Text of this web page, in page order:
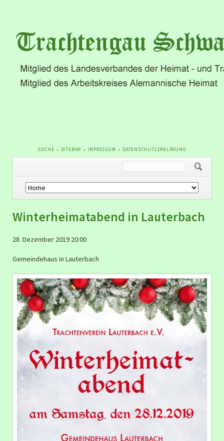
NAVIGATION
SUCHE SITEMAP IMPRESSUM DATENSCHUTZERKLÄRUNG
Navigation
überspringen
Winterheimatabend in Lauterbach
28. Dezember 2019 20:00
Gemeindehaus in Lauterbach